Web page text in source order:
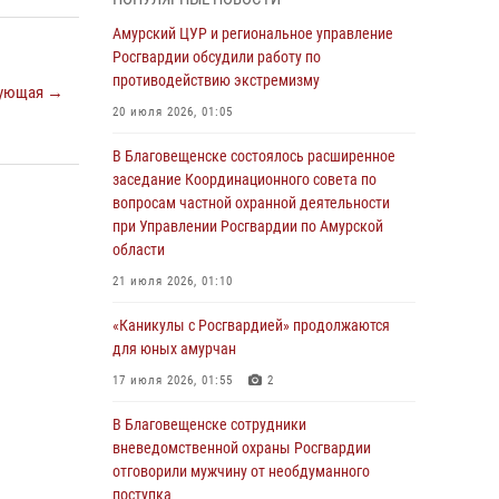
→
Более 2,5 миллионов рублей выплачено
амурчанам за оружие сданное на возмездной
основе
28 июля 2026, 02:00
Итоги работы строевых подразделений
вневедомственной охраны Росгвардии
Амурской области в период с 20 по 26 июля
2026 года
27 июля 2026, 06:28
сотрудников вневедомственной охраны
23 июля 2026, 07:49
поступления на службу в подразделения
территориального Управления Росгвардии
23 июля 2026, 00:00
Амурский ЦУР и региональное управление
Росгвардии обсудили работу по
противодействию экстремизму
20 июля 2026, 01:05
В Благовещенске состоялось расширенное
заседание Координационного совета по
вопросам частной охранной деятельности
при Управлении Росгвардии по Амурской
области
21 июля 2026, 01:10
«Каникулы с Росгвардией» продолжаются
для юных амурчан
17 июля 2026, 01:55 2
В Благовещенске сотрудники
вневедомственной охраны Росгвардии
отговорили мужчину от необдуманного
поступка